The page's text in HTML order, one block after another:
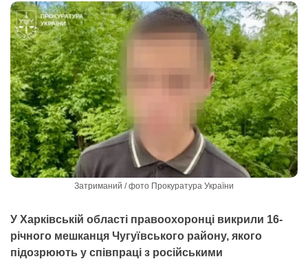
Затриманий / фото Прокуратура України
У Харківській області правоохоронці викрили 16-
річного мешканця Чугуївського району, якого
підозрюють у співпраці з російськими